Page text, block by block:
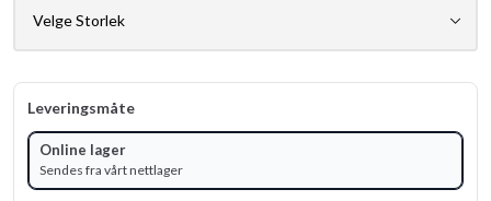
Leveringsmåte
Online lager
Sendes fra vårt nettlager